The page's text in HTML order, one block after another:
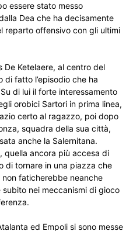
essere stato messo
Dea che ha decisamente
reparto offensivo con gli ultimi
De Ketelaere, al centro del
fatto l’episodio che ha
di lui il forte interessamento
orobici Sartori in prima linea,
certo al ragazzo, poi dopo
squadra della sua città,
anche la Salernitana.
quella ancora più accesa di
di tornare in una piazza che
faticherebbe neanche
nei meccanismi di gioco
ed Empoli si sono messe